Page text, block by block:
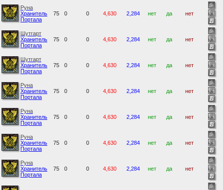
Руна
Хранитель
Портала
75 0 0 4,630 2,284 нет да нет
Шутгарт
Хранитель
Портала
75 0 0 4,630 2,284 нет да нет
Шутгарт
Хранитель
Портала
75 0 0 4,630 2,284 нет да нет
Руна
Хранитель
Портала
75 0 0 4,630 2,284 нет да нет
Руна
Хранитель
Портала
75 0 0 4,630 2,284 нет да нет
Руна
Хранитель
Портала
75 0 0 4,630 2,284 нет да нет
Руна
Хранитель
Портала
75 0 0 4,630 2,284 нет да нет